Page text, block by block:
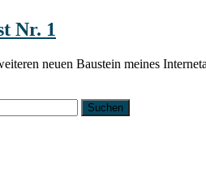
Nr. 1
neuen Baustein meines